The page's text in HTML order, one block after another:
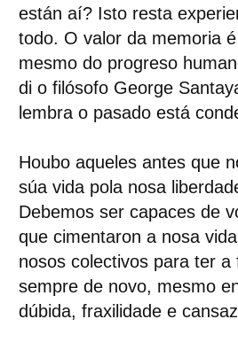
están aí? Isto resta
todo. O valor da memoria
mesmo do progreso
di o filósofo George
lembra o pasado está
Houbo aqueles antes que
súa vida pola nosa
Debemos ser capaces de
que cimentaron a nosa
nosos colectivos para ter
sempre de novo, mesmo
dúbida, fraxilidade e